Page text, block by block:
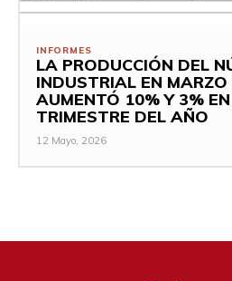
INFORMES
LA PRODUCCIÓN DEL
INDUSTRIAL EN
AUMENTÓ 10% Y 3% EN
TRIMESTRE DEL AÑO
12 Mayo, 2026